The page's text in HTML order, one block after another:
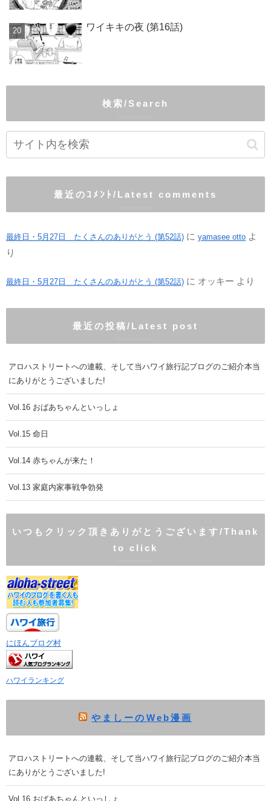
ワイキキの夜 (第16話)
検索/Search
最近のｺﾒﾝﾄ/Latest comments
最終日・5月27日 たくさんのありがとう (第52話) に yamasee otto よ
り
最終日・5月27日 たくさんのありがとう (第52話) に オッキー より
最近の投稿/Latest post
アロハストリートへの連載、そして当ハワイ旅行記ブログのご紹介本当
にありがとうございました!
Vol.16 おばあちゃんといっしょ
Vol.15 命日
Vol.14 赤ちゃんが来た！
Vol.13 家庭内家事戦争勃発
いつもクリック頂きありがとうございます/Thank
to click
にほんブログ村
ハワイランキング
やましーのWeb漫画
アロハストリートへの連載、そして当ハワイ旅行記ブログのご紹介本当
にありがとうございました!
Vol.16 おばあちゃんといっしょ